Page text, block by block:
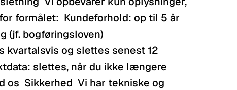
formålet:  Kundeforhold: op til 5 år
(jf. bogføringsloven)
kvartalsvis og slettes senest 12
slettes, når du ikke længere
Sikkerhed  Vi har tekniske og